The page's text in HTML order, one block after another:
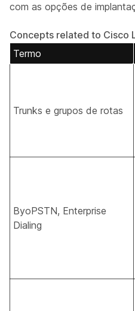
com as opções de
Concepts related to Cisco
Termo
Trunks e grupos de rotas
ByoPSTN, Enterprise
Dialing